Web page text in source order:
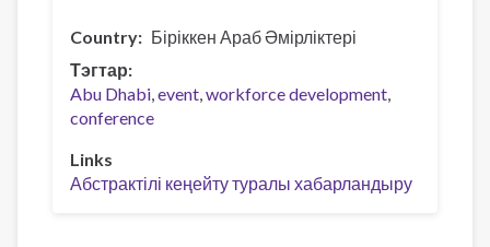
Country
Біріккен Араб Әмірліктері
Тэгтар
Abu Dhabi event workforce development
conference
Links
Абстрактілі кеңейту туралы хабарландыру